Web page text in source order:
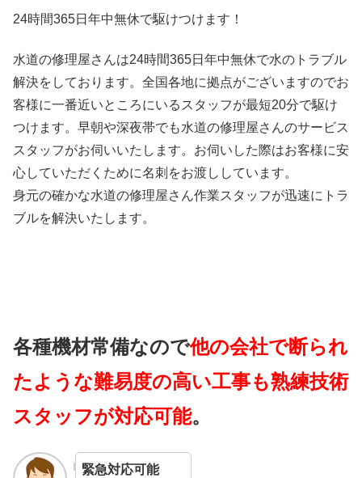
24時間365日 年中無休で駆けつけます！
水道の修理屋さんは24時間365日年中無休で水のトラブル
解決をしております。全国各地に拠点がございますのでお
客様に一番近いところにいるスタッフが最短20分で駆け
つけます。早朝や深夜帯でも水道の修理屋さんのサービス
スタッフがお伺いいたします。お伺いした際はお客様に安
心していただくために名刺をお渡ししています。
身元の確かな水道の修理屋さん作業スタッフが迅速にトラ
ブルを解決いたします。
各種機材常備なので他の会社で断られ
たような難易度の高い工事も熟練技術
スタッフが対応可能。
緊急対応可能